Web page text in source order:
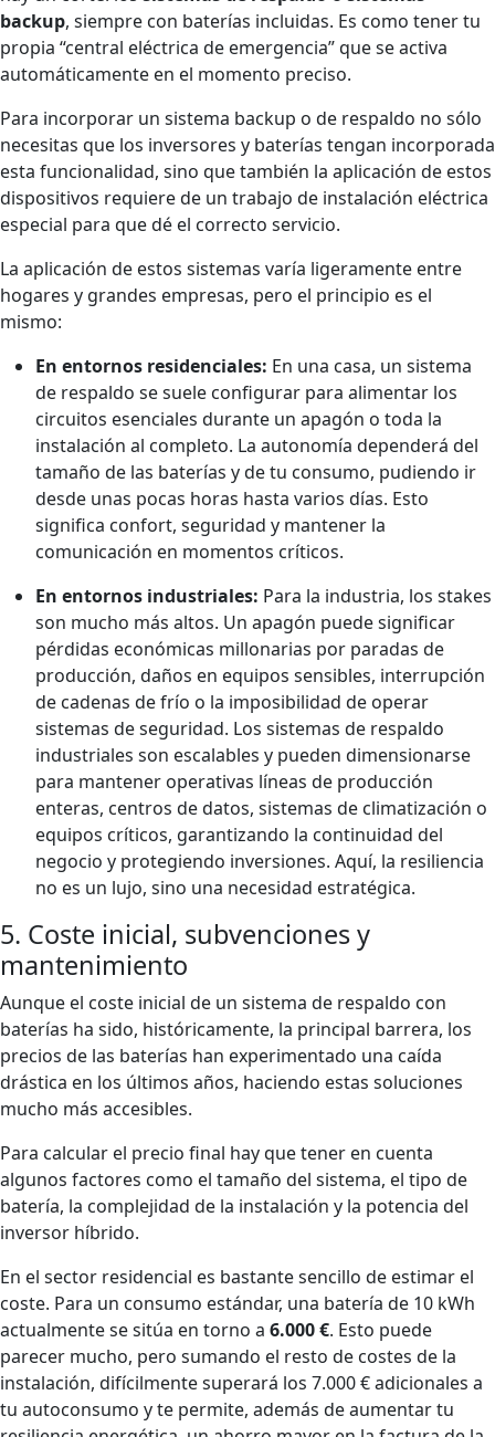
backup, siempre con baterías incluidas. Es como tener tu
propia “central eléctrica de emergencia” que se activa
automáticamente en el momento preciso.
Para incorporar un sistema backup o de respaldo no sólo
necesitas que los inversores y baterías tengan incorporada
esta funcionalidad, sino que también la aplicación de estos
dispositivos requiere de un trabajo de instalación eléctrica
especial para que dé el correcto servicio.
La aplicación de estos sistemas varía ligeramente entre
hogares y grandes empresas, pero el principio es el
mismo:
En entornos residenciales: En una casa, un sistema
de respaldo se suele configurar para alimentar los
circuitos esenciales durante un apagón o toda la
instalación al completo. La autonomía dependerá del
tamaño de las baterías y de tu consumo, pudiendo ir
desde unas pocas horas hasta varios días. Esto
significa confort, seguridad y mantener la
comunicación en momentos críticos.
En entornos industriales: Para la industria, los stakes
son mucho más altos. Un apagón puede significar
pérdidas económicas millonarias por paradas de
producción, daños en equipos sensibles, interrupción
de cadenas de frío o la imposibilidad de operar
sistemas de seguridad. Los sistemas de respaldo
industriales son escalables y pueden dimensionarse
para mantener operativas líneas de producción
enteras, centros de datos, sistemas de climatización o
equipos críticos, garantizando la continuidad del
negocio y protegiendo inversiones. Aquí, la resiliencia
no es un lujo, sino una necesidad estratégica.
5. Coste inicial, subvenciones y
mantenimiento
Aunque el coste inicial de un sistema de respaldo con
baterías ha sido, históricamente, la principal barrera, los
precios de las baterías han experimentado una caída
drástica en los últimos años, haciendo estas soluciones
mucho más accesibles.
Para calcular el precio final hay que tener en cuenta
algunos factores como el tamaño del sistema, el tipo de
batería, la complejidad de la instalación y la potencia del
inversor híbrido.
En el sector residencial es bastante sencillo de estimar el
coste. Para un consumo estándar, una batería de 10 kWh
actualmente se sitúa en torno a 6.000 €. Esto puede
parecer mucho, pero sumando el resto de costes de la
instalación, difícilmente superará los 7.000 € adicionales a
tu autoconsumo y te permite, además de aumentar tu